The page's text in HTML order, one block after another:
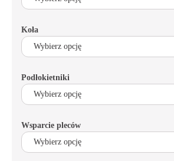
Koła
Podłokietniki
Wsparcie pleców